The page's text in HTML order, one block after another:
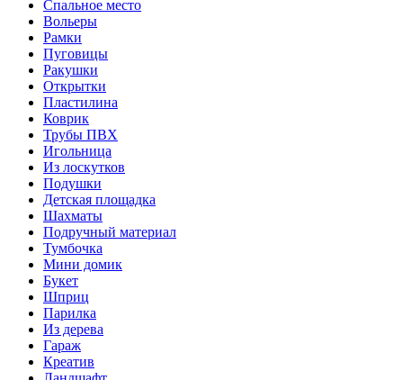
Спальное место
Вольеры
Рамки
Пуговицы
Ракушки
Открытки
Пластилина
Коврик
Трубы ПВХ
Игольница
Из лоскутков
Подушки
Детская площадка
Шахматы
Подручный материал
Тумбочка
Мини домик
Букет
Шприц
Парилка
Из дерева
Гараж
Креатив